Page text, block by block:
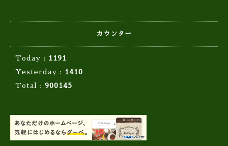
カウンター
Today :
1191
Yesterday :
1410
Total : 900145